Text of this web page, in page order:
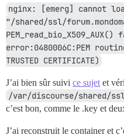
nginx: [emerg] cannot
“/shared/ssl/
error:0480006C:PEM
TRUSTED CERTIFICATE)
J’ai bien sûr suivi ce sujet et
/var/discourse/shared/
c’est bon, comme le .key et
J’ai reconstruit le container et